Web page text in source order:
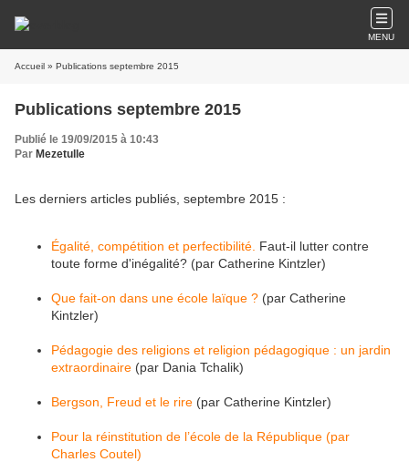
MENU
Accueil » Publications septembre 2015
Publications septembre 2015
Publié le 19/09/2015 à 10:43
Par Mezetulle
Les derniers articles publiés, septembre 2015 :
Égalité, compétition et perfectibilité. Faut-il lutter contre
toute forme d'inégalité? (par Catherine Kintzler)
Que fait-on dans une école laïque ? (par Catherine
Kintzler)
Pédagogie des religions et religion pédagogique : un jardin
extraordinaire (par Dania Tchalik)
Bergson, Freud et le rire (par Catherine Kintzler)
Pour la réinstitution de l’école de la République (par
Charles Coutel)